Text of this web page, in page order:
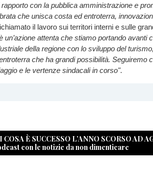
con la pubblica amministrazione e
che unisca costa ed entroterra,
il lavoro sui territori interni e sulle
un’azione attenta che stiamo portando avanti
della regione con lo sviluppo del
che ha grandi possibilità. Seguiremo
e le vertenze sindacali in corso".
È SUCCESSO L’ANNO SCORSO AD
con le notizie da non dimenticare